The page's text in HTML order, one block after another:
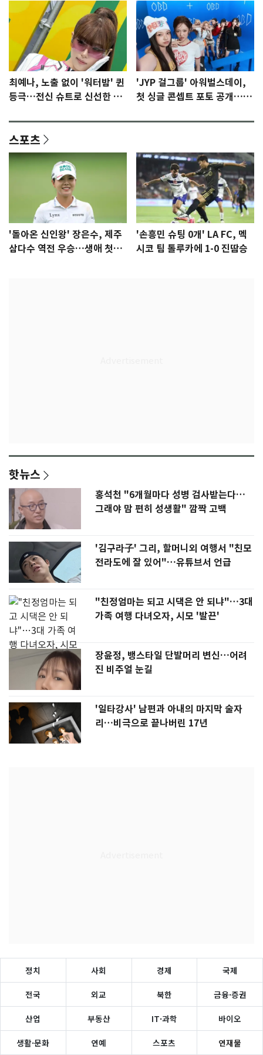
최예나, 노출 없이 '워터밤' 퀸
등극…전신 슈트로 신선한 충
'JYP 걸그룹' 아워벌스데이,
첫 싱글 콘셉트 포토 공개…청
스포츠
'돌아온 신인왕' 장은수, 제주
삼다수 역전 우승…생애 첫승
'손흥민 슈팅 0개' LA FC, 멕
시코 팀 톨루카에 1-0 진땀승
핫뉴스
홍석천 "6개월마다 성병 검사받는다…
그래야 맘 편히 성생활" 깜짝 고백
'김구라子' 그리, 할머니외 여행서 "친모
전라도에 잘 있어"…유튜브서 언급
"친정엄마는 되고 시댁은 안 되냐"…3대
가족 여행 다녀오자, 시모 '발끈'
장윤정, 뱅스타일 단발머리 변신…어려
진 비주얼 눈길
'일타강사' 남편과 아내의 마지막 술자
리…비극으로 끝나버린 17년
정치 사회 경제 국제
전국 외교 북한 금융·증권
산업 부동산 IT·과학 바이오
생활·문화 연예 스포츠 연재물